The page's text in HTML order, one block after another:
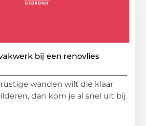
bij een renovlies
rustige wanden wilt die klaar
dan kom je al snel uit bij